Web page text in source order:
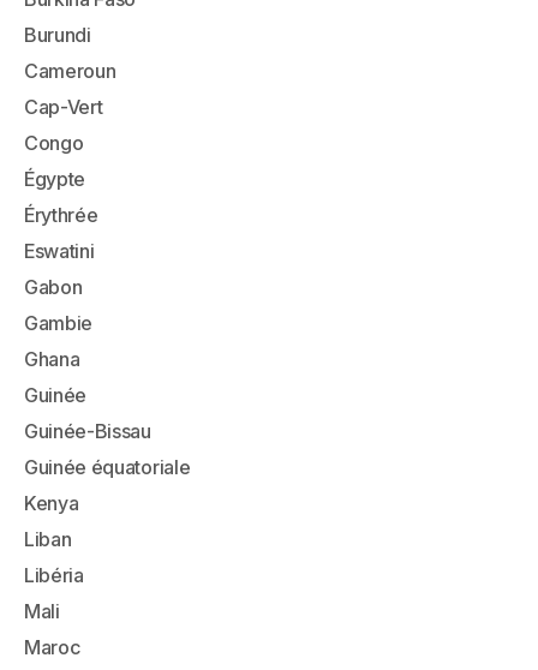
Burundi
Cameroun
Cap-Vert
Congo
Égypte
Érythrée
Eswatini
Gabon
Gambie
Ghana
Guinée
Guinée-Bissau
Guinée équatoriale
Kenya
Liban
Libéria
Mali
Maroc